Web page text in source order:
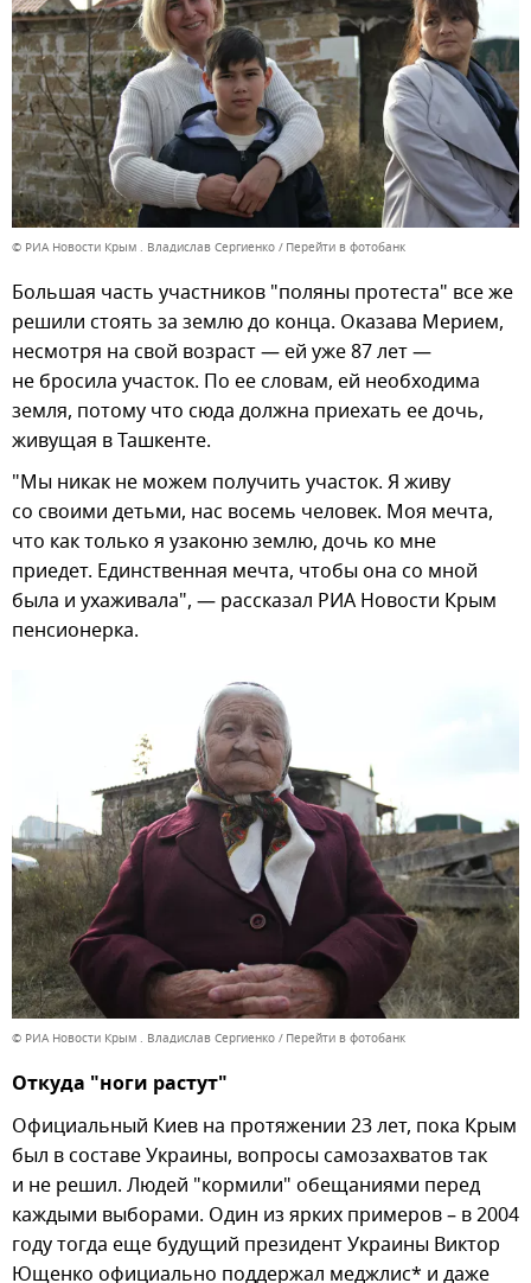
© РИА Новости Крым . Владислав Сергиенко Перейти в фотобанк
Большая часть участников "поляны протеста" все же
решили стоять за землю до конца. Оказава Мерием,
несмотря на свой возраст — ей уже 87 лет —
не бросила участок. По ее словам, ей необходима
земля, потому что сюда должна приехать ее дочь,
живущая в Ташкенте.
"Мы никак не можем получить участок. Я живу
со своими детьми, нас восемь человек. Моя мечта,
что как только я узаконю землю, дочь ко мне
приедет. Единственная мечта, чтобы она со мной
была и ухаживала", — рассказал РИА Новости Крым
пенсионерка.
© РИА Новости Крым . Владислав Сергиенко Перейти в фотобанк
Откуда "ноги растут"
Официальный Киев на протяжении 23 лет, пока Крым
был в составе Украины, вопросы самозахватов так
и не решил. Людей "кормили" обещаниями перед
каждыми выборами. Один из ярких примеров – в 2004
году тогда еще будущий президент Украины Виктор
Ющенко официально поддержал меджлис* и даже